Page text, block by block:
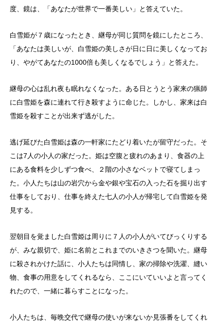
度、鏡は、「あなたが世界で一番美しい」と答えていた。
白雪姫が７歳になったとき、継母が同じ質問を鏡にしたところ、
「あなたは美しいが、白雪姫の美しさが日に日に美しくなってお
り、やがてあなたの1000倍も美しくなるでしょう」と答えた。
継母の心は乱れ夜も眠れなくなった。ある日とうとう家来の猟師
に白雪姫を森に連れて行き殺すように命じた。しかし、家来は白
雪姫を殺すことが出来ず逃がした。
逃げ延びた白雪姫は森の一軒家にたどり着いたが留守だった。そ
こは7人の小人の家だった。姫は空腹と疲れのあまり、食器の上
にある食料を少しずつ食べ、２階の小さなベットで寝てしまっ
た。小人たちは山の岩穴から金や銀や宝石の入った石を掘り出す
仕事をしており、仕事を終えた七人の小人が帰宅して白雪姫を発
見する。
翌朝目を覚ました白雪姫は周りに７人の小人がいてびっくりする
が、みな親切で、姫に名前とこれまでのいきさつを聞いた。継母
に殺されかけた話に、小人たちは同情し、家の掃除や洗濯、縫い
物、食事の用意をしてくれるなら、ここにいていいよと言ってく
れたので、一緒に暮らすことになった。
小人たちは、毎晩交代で継母の使いが来ないか見張番をしてくれ